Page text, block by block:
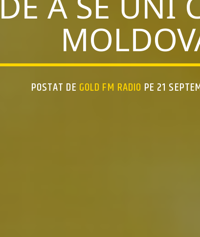
POSTAT DE GOLD FM RADIO PE 21